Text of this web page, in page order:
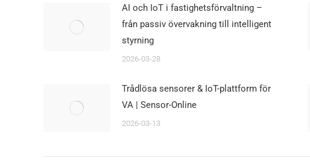
AI och IoT i fastighetsförvaltning –
från passiv övervakning till intelligent
styrning
2026-03-28
Trådlösa sensorer & IoT-plattform för
VA | Sensor-Online
2026-03-13